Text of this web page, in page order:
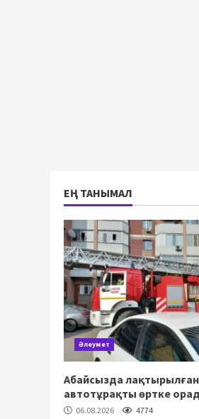
ЕҢ ТАНЫМАЛ
Әлеумет
Абайсызда лақтырылған
автотұрақты өртке
06.08.2026 4774